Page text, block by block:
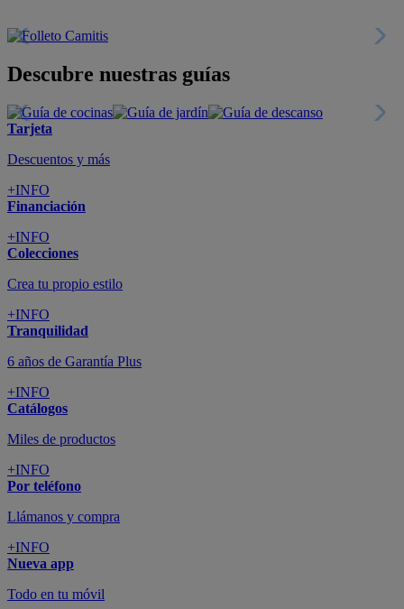
Descubre nuestras guías
Tarjeta
Descuentos y más
+INFO
Financiación
+INFO
Colecciones
Crea tu propio estilo
+INFO
Tranquilidad
6 años de Garantía Plus
+INFO
Catálogos
Miles de productos
+INFO
Por teléfono
Llámanos y compra
+INFO
Nueva app
Todo en tu móvil